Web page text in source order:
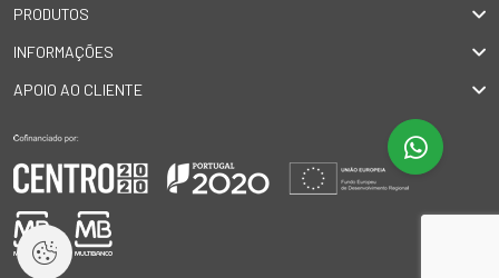
PRODUTOS
INFORMAÇÕES
APOIO AO CLIENTE